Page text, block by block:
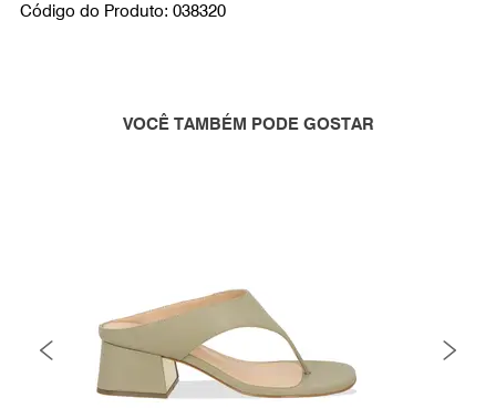
Código do Produto: 038320
VOCÊ TAMBÉM PODE GOSTAR